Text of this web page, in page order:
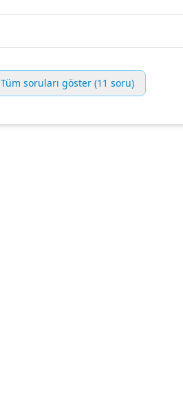
Tüm soruları göster (11 soru)